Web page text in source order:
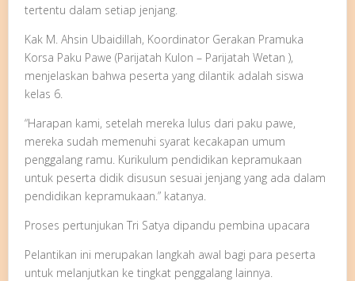
tertentu dalam setiap jenjang.
Kak M. Ahsin Ubaidillah, Koordinator Gerakan Pramuka
Korsa Paku Pawe (Parijatah Kulon – Parijatah Wetan ),
menjelaskan bahwa peserta yang dilantik adalah siswa
kelas 6.
“Harapan kami, setelah mereka lulus dari paku pawe,
mereka sudah memenuhi syarat kecakapan umum
penggalang ramu. Kurikulum pendidikan kepramukaan
untuk peserta didik disusun sesuai jenjang yang ada dalam
pendidikan kepramukaan.” katanya.
Proses pertunjukan Tri Satya dipandu pembina upacara
Pelantikan ini merupakan langkah awal bagi para peserta
untuk melanjutkan ke tingkat penggalang lainnya.